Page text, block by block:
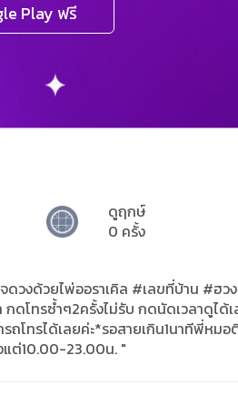
Play ฟรี
ดูฤกษ์
0 ครั้ง
ดวงด้วยไพ่ออราเคิล #เลขที่บ้าน #ฮว
กดโทรซ้ำๆ2ครั้งไม่รับ กดนัดเวลาดูได้
รถโทรได้เลยค่ะ*รอสายเกิน1นาทีพี่หม
แต่10.00-23.00น. "